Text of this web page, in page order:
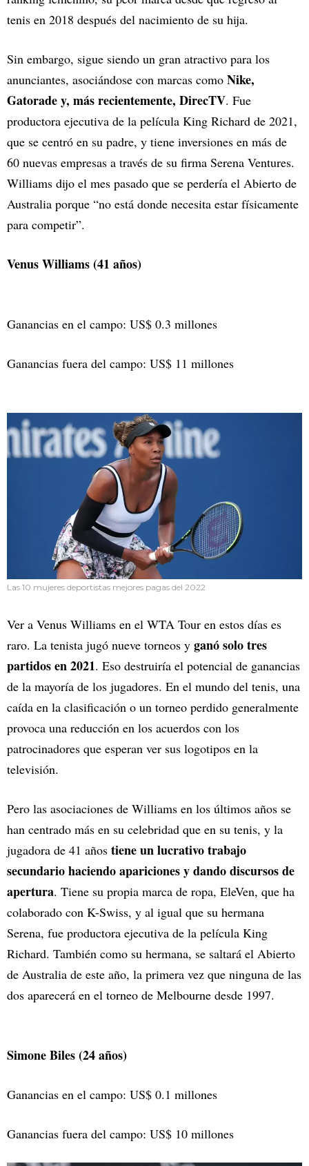
tenis en 2018 después del nacimiento de su hija.
Sin embargo, sigue siendo un gran atractivo para los
anunciantes, asociándose con marcas como Nike,
Gatorade y, más recientemente, DirecTV. Fue
productora ejecutiva de la película King Richard de 2021,
que se centró en su padre, y tiene inversiones en más de
60 nuevas empresas a través de su firma Serena Ventures.
Williams dijo el mes pasado que se perdería el Abierto de
Australia porque “no está donde necesita estar físicamente
para competir”.
Venus Williams (41 años)
Ganancias en el campo: US$ 0.3 millones
Ganancias fuera del campo: US$ 11 millones
Las 10 mujeres deportistas mejores pagas del 2022
Ver a Venus Williams en el WTA Tour en estos días es
raro. La tenista jugó nueve torneos y ganó solo tres
partidos en 2021. Eso destruiría el potencial de ganancias
de la mayoría de los jugadores. En el mundo del tenis, una
caída en la clasificación o un torneo perdido generalmente
provoca una reducción en los acuerdos con los
patrocinadores que esperan ver sus logotipos en la
televisión.
Pero las asociaciones de Williams en los últimos años se
han centrado más en su celebridad que en su tenis, y la
jugadora de 41 años tiene un lucrativo trabajo
secundario haciendo apariciones y dando discursos de
apertura. Tiene su propia marca de ropa, EleVen, que ha
colaborado con K-Swiss, y al igual que su hermana
Serena, fue productora ejecutiva de la película King
Richard. También como su hermana, se saltará el Abierto
de Australia de este año, la primera vez que ninguna de las
dos aparecerá en el torneo de Melbourne desde 1997.
Simone Biles (24 años)
Ganancias en el campo: US$ 0.1 millones
Ganancias fuera del campo: US$ 10 millones